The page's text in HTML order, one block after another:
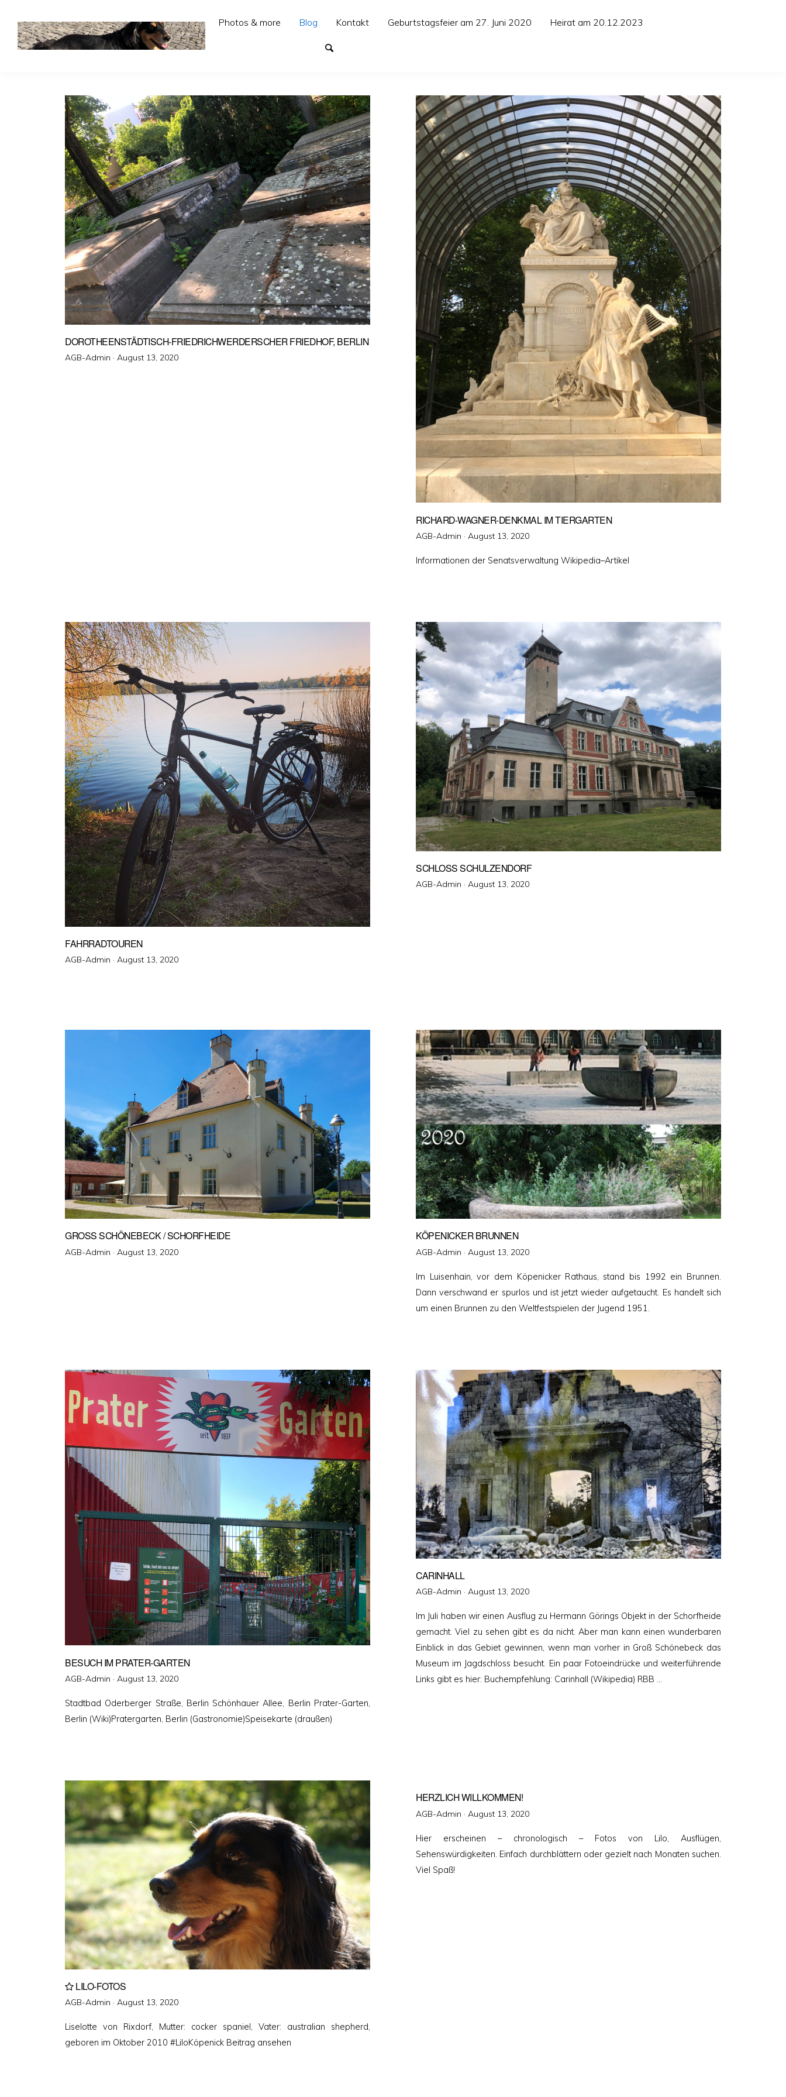
Photos & more Blog Kontakt Geburtstagsfeier am 27. Juni 2020 Heirat am 20.12.2023
DOROTHEENSTÄDTISCH-FRIEDRICHWERDERSCHER FRIEDHOF, BERLIN
AGB-Admin · Veröffentlicht
August 13, 2020
RICHARD-WAGNER-DENKMAL IM TIERGARTEN
AGB-Admin · Veröffentlicht
August 13, 2020
Informationen der Senatsverwaltung Wikipedia–Artikel
FAHRRADTOUREN
AGB-Admin · Veröffentlicht
August 13, 2020
SCHLOSS SCHULZENDORF
AGB-Admin · Veröffentlicht
August 13, 2020
GROSS SCHÖNEBECK / SCHORFHEIDE
AGB-Admin · Veröffentlicht
August 13, 2020
KÖPENICKER BRUNNEN
AGB-Admin · Veröffentlicht
August 13, 2020
Im Luisenhain, vor dem Köpenicker Rathaus, stand bis 1992 ein Brunnen.
Dann verschwand er spurlos und ist jetzt wieder aufgetaucht. Es handelt sich
um einen Brunnen zu den Weltfestspielen der Jugend 1951.
BESUCH IM PRATER-GARTEN
AGB-Admin · Veröffentlicht
August 13, 2020
Stadtbad Oderberger Straße, Berlin Schönhauer Allee, Berlin Prater-Garten,
Berlin (Wiki)Pratergarten, Berlin (Gastronomie)Speisekarte (draußen)
CARINHALL
AGB-Admin · Veröffentlicht
August 13, 2020
Im Juli haben wir einen Ausflug zu Hermann Görings Objekt in der Schorfheide
gemacht. Viel zu sehen gibt es da nicht. Aber man kann einen wunderbaren
Einblick in das Gebiet gewinnen, wenn man vorher in Groß Schönebeck das
Museum im Jagdschloss besucht. Ein paar Fotoeindrücke und weiterführende
Links gibt es hier: Buchempfehlung: Carinhall (Wikipedia) RBB …
LILO-FOTOS
AGB-Admin · Veröffentlicht
August 13, 2020
Liselotte von Rixdorf, Mutter: cocker spaniel, Vater: australian shepherd,
geboren im Oktober 2010 #LiloKöpenick Beitrag ansehen
HERZLICH WILLKOMMEN!
AGB-Admin · Veröffentlicht
August 13, 2020
Hier erscheinen – chronologisch – Fotos von Lilo, Ausflügen,
Sehenswürdigkeiten. Einfach durchblättern oder gezielt nach Monaten suchen.
Viel Spaß!